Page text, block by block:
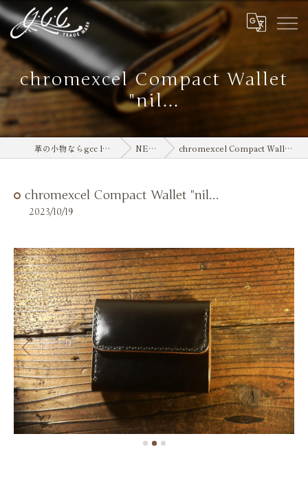
chromexcel Compact Wallet
"nil...
革の小物ならgcc leather NEWS chromexcel Compact Wallet "nil...
chromexcel Compact Wallet "nil...
2023/10/19